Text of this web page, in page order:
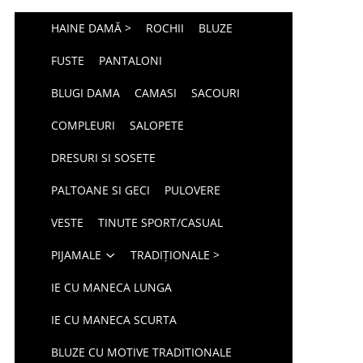
HAINE DAMĂ > ROCHII BLUZE
FUSTE PANTALONI
BLUGI DAMA CAMASI SACOURI
COMPLEURI SALOPETE
DRESURI SI SOSETE
PALTOANE SI GECI PULOVERE
VESTE TINUTE SPORT/CASUAL
PIJAMALE TRADIȚIONALE >
IE CU MANECA LUNGA
IE CU MANECA SCURTA
BLUZE CU MOTIVE TRADITIONALE